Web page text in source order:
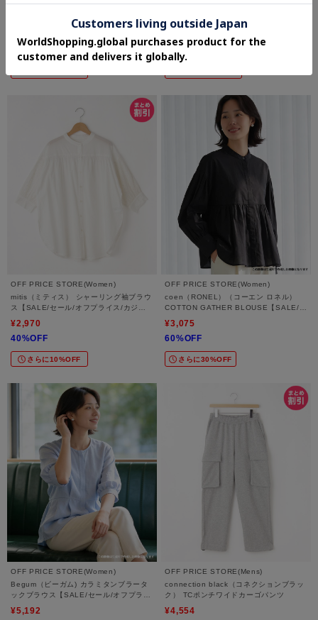
ク） サーマルピグメントタンクトップ
ル/デイリー/トレンド/ユニセックス】
¥1,958
ビッグシャツ【SALE/セール/オフプライ
ス/カジュアル/デイリー/トレンド/通勤】
80%OFF
OFF PRICE STORE(Women)
mitis（ミティス） シャーリング袖ブラウ
ス【SALE/セール/オフプライス/カジュ
¥2,970
40%OFF
さらに10%OFF
OFF PRICE STORE(Women)
coen（RONEL）（コーエン ロネル）
COTTON GATHER BLOUSE【SALE/セ
トレンド/通勤】
¥3,075
60%OFF
さらに30%OFF
OFF PRICE STORE(Women)
Begum（ビーガム) カラミタンブラータ
ックブラウス【SALE/セール/オフプライ
ス/カジュアル/デイリー/トレンド/通勤】
¥5,192
OFF PRICE STORE(Mens)
connection black（コネクションブラッ
ク） TCポンチワイドカーゴパンツ
¥4,554